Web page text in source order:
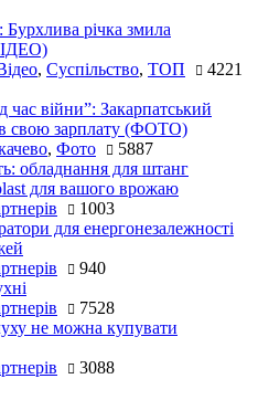
Бурхлива річка змила
, Суспільство, ТОП 4221
час війни”: Закарпатський
свою зарплату (ФОТО)
, Фото
5887
обладнання для штанг
для вашого врожаю
1003
для енергонезалежності
940
7528
не можна купувати
3088